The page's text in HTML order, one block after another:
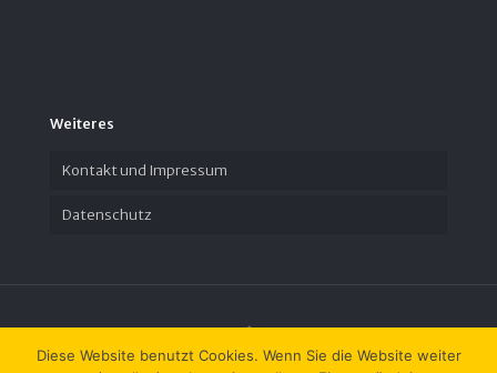
Weiteres
Kontakt und Impressum
Datenschutz
Diese Website benutzt Cookies. Wenn Sie die Website weiter